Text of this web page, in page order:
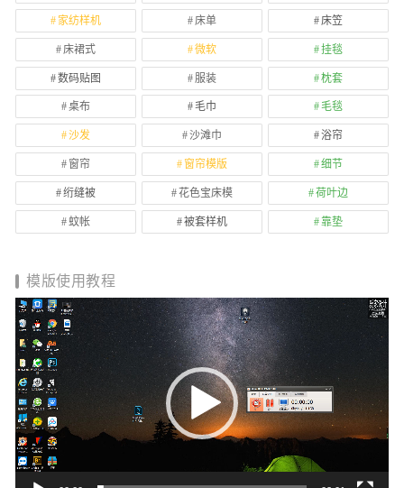
家纺样机 床单 床笠
床裙式 微软 挂毯
数码贴图 服装 枕套
桌布 毛巾 毛毯
沙发 沙滩巾 浴帘
窗帘 窗帘模版 细节
绗缝被 花色宝床模 荷叶边
蚊帐 被套样机 靠垫
模版使用教程
视
频
播
放
器